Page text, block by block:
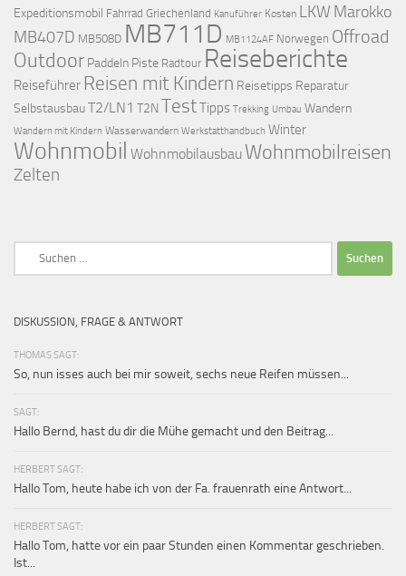
Expeditionsmobil Fahrrad Griechenland Kanuführer Kosten LKW Marokko
MB407D MB508D MB711D MB1124AF Norwegen Offroad
Outdoor Paddeln Piste Radtour Reiseberichte
Reiseführer Reisen mit Kindern Reisetipps Reparatur
SelbstausbauT2/LN1 T2N TestTipps Trekking Umbau Wandern
Wandern mit Kindern Wasserwandern Werkstatthandbuch Winter
Wohnmobil Wohnmobilausbau Wohnmobilreisen
Zelten
DISKUSSION, FRAGE & ANTWORT
THOMAS SAGT:
So, nun isses auch bei mir soweit, sechs neue Reifen müssen...
SAGT:
Hallo Bernd, hast du dir die Mühe gemacht und den Beitrag...
HERBERT SAGT:
Hallo Tom, heute habe ich von der Fa. frauenrath eine Antwort...
HERBERT SAGT:
Hallo Tom, hatte vor ein paar Stunden einen Kommentar geschrieben.
Ist...